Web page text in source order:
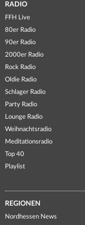
RADIO
FFH Live
80er Radio
90er Radio
2000er Radio
Rock Radio
Oldie Radio
Schlager Radio
Party Radio
Lounge Radio
Weihnachtsradio
Meditationsradio
Top 40
Playlist
REGIONEN
Nordhessen News